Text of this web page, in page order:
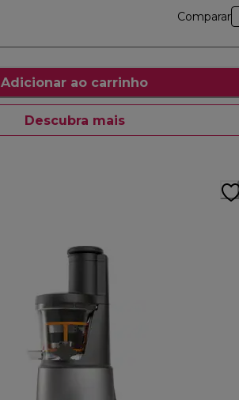
Comparar
Adicionar ao carrinho
Descubra mais